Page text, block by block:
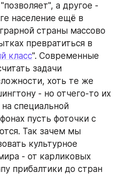
а другое -
население ещё в
страны массово
превратиться в
класс". Современные
задачи
хоть те же
- но отчего-то их
специальной
пусть фоточки с
Так зачем мы
культурное
- от карликовых
прибалтики до стран